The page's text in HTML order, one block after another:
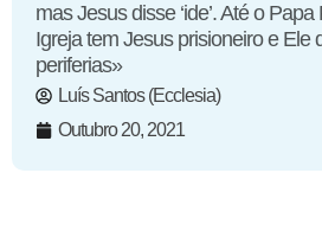
mas Jesus disse ‘ide’. Até o
Igreja tem Jesus prisioneiro e Ele
periferias»
Luís Santos (Ecclesia)
Outubro 20, 2021